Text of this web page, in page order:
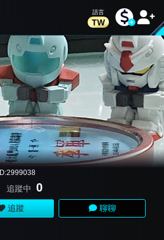
TW
ID:2999038
追蹤中 0
追蹤 聊聊